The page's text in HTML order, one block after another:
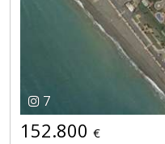
7
152.800 €